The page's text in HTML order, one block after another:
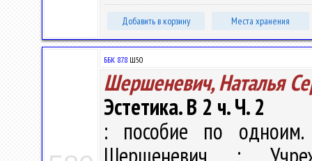
Добавить в корзину Места хранения
ББК 87.8 Ш50
Шершеневич, Наталья
Эстетика. В 2 ч. Ч. 2
: пособие по